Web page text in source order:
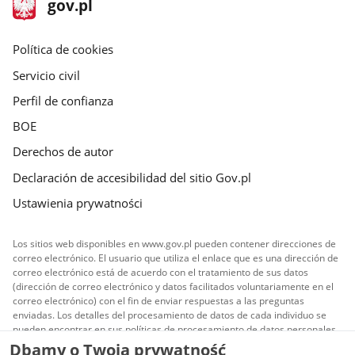
galerii.
gov.pl
gov.pl
gov.pl
Política de cookies
Servicio civil
Perfil de confianza
BOE
Derechos de autor
Declaración de accesibilidad del sitio Gov.pl
Ustawienia prywatności
Los sitios web disponibles en www.gov.pl pueden contener direcciones de
correo electrónico. El usuario que utiliza el enlace que es una dirección de
correo electrónico está de acuerdo con el tratamiento de sus datos
(dirección de correo electrónico y datos facilitados voluntariamente en el
correo electrónico) con el fin de enviar respuestas a las preguntas
enviadas. Los detalles del procesamiento de datos de cada individuo se
pueden encontrar en sus políticas de procesamiento de datos personales.
Dbamy o Twoją prywatność